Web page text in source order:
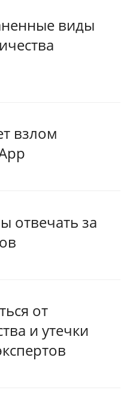
виды
взлом
отвечать за
от
и утечки